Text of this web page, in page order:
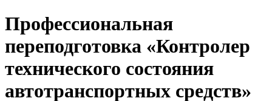
Профессиональная
переподготовка «Контролер
технического состояния
автотранспортных средств»